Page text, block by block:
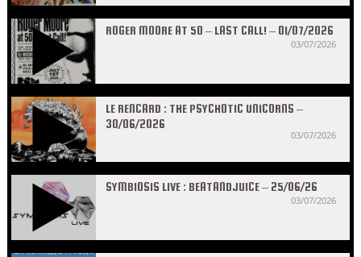
ROGER MOORE AT 50 – LAST CALL! – 01/07/2026
03/07/2026
LE RENCARD : THE PSYCHOTIC UNICORNS –
30/06/2026
03/07/2026
SYMBIOSIS LIVE : BEATANDJUICE – 25/06/26
03/07/2026